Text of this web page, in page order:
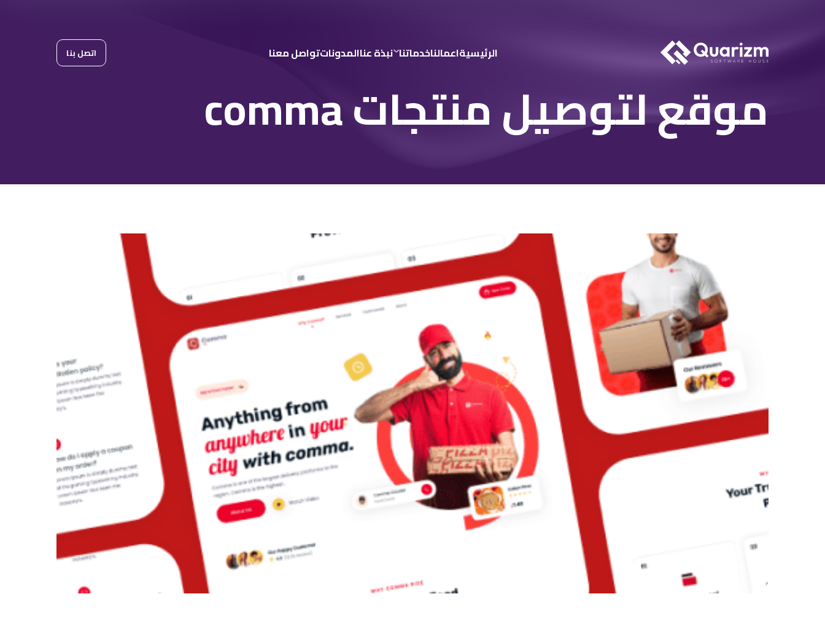
الرئيسيةاعمالناخدماتنا نبذة عناالمدوناتتواصل معنا اتصل بنا
موقع لتوصيل منتجات comma